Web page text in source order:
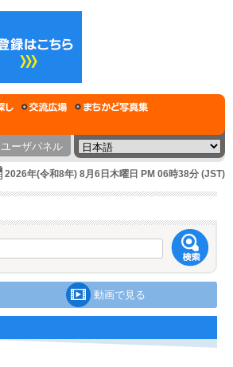
ユーザパネル
2026年(令和8年) 8月6日木曜日 PM 06時38分 (JST)
動画で見る